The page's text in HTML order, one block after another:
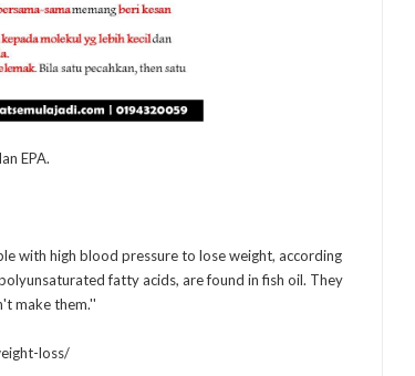
EPA.
with high blood pressure to lose weight, according
fatty acids, are found in fish oil. They
make them.''
loss/